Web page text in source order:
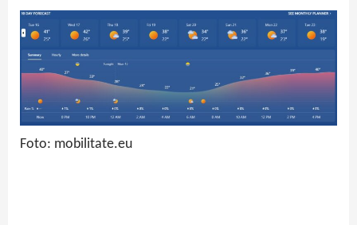
Foto: mobilitate.eu